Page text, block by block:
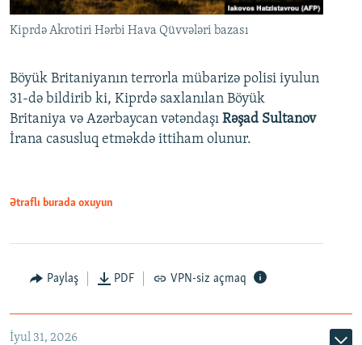
Kiprdə Akrotiri Hərbi Hava Qüvvələri bazası
Böyük Britaniyanın terrorla mübarizə polisi iyulun
31-də bildirib ki, Kiprdə saxlanılan Böyük
Britaniya və Azərbaycan vətəndaşı Rəşad Sultanov
İrana casusluq etməkdə ittiham olunur.
Ətraflı burada oxuyun
Paylaş PDF VPN-siz açmaq
İyul 31, 2026